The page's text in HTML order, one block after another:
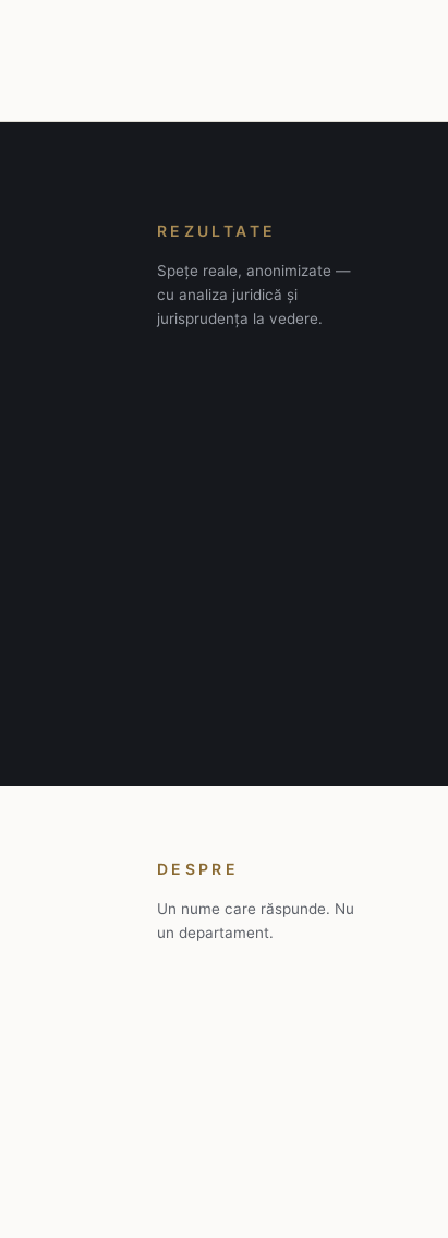
REZULTATE
Spețe reale, anonimizate —
cu analiza juridică și
jurisprudența la vedere.
DESPRE
Un nume care răspunde. Nu
un departament.